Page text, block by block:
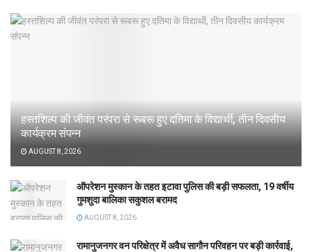
हस्तशिल्प की जीवंत परंपरा से रूबरू हुए दतिमा के विद्यार्थी, तीन दिवसीय
कार्यक्रम संपन्न
AUGUST 8, 2026
ऑपरेशन मुस्कान के तहत इटावा पुलिस की बड़ी सफलता, 19 वर्षीय
गुमशुदा बालिका सकुशल बरामद
AUGUST 8, 2026
रामानुजनगर वन परिक्षेत्र में अवैध सागौन परिवहन पर बड़ी कार्रवाई,